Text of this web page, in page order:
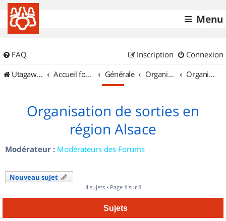
Menu
FAQ Connexion
Inscription
UtagawaVTT (Randos VTT et VTTAE avec traces GPS)
Accueil forum Générale Organisation de sorties & Recherche de partenaires Organisation de sorties en région Alsace
Organisation de sorties en
région Alsace
Modérateur : Modérateurs des Forums
Nouveau sujet
4 sujets • Page 1 sur 1
Sujets